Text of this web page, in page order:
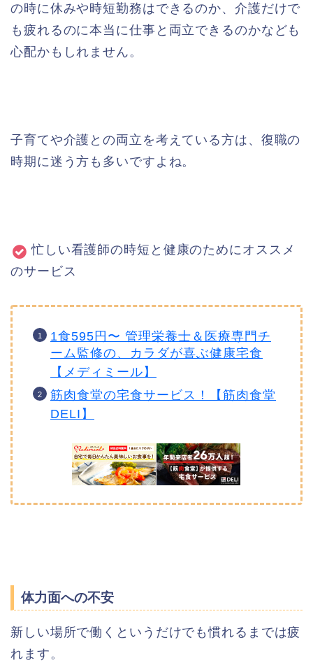
の時に休みや時短勤務はできるのか、介護だけで
も疲れるのに本当に仕事と両立できるのかなども
心配かもしれません。
子育てや介護との両立を考えている方は、復職の
時期に迷う方も多いですよね。
忙しい看護師の時短と健康のためにオススメ
のサービス
1食595円〜 管理栄養士＆医療専門チ
ーム監修の、カラダが喜ぶ健康宅食
【メディミール】
筋肉食堂の宅食サービス！【筋肉食堂
DELI】
体力面への不安
新しい場所で働くというだけでも慣れるまでは疲
れます。